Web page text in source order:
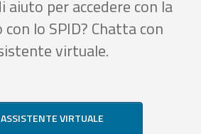
aiuto per accedere con la
con lo SPID? Chatta con
virtuale.
ASSISTENTE VIRTUALE